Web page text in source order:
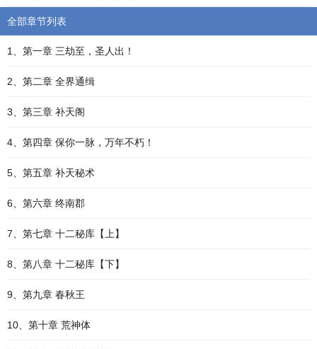
全部章节列表
1、第一章 三劫至，圣人出！
2、第二章 全界通缉
3、第三章 补天阁
4、第四章 保你一脉，万年不朽！
5、第五章 补天秘术
6、第六章 终南郡
7、第七章 十二秘库【上】
8、第八章 十二秘库【下】
9、第九章 春秋王
10、第十章 荒神体